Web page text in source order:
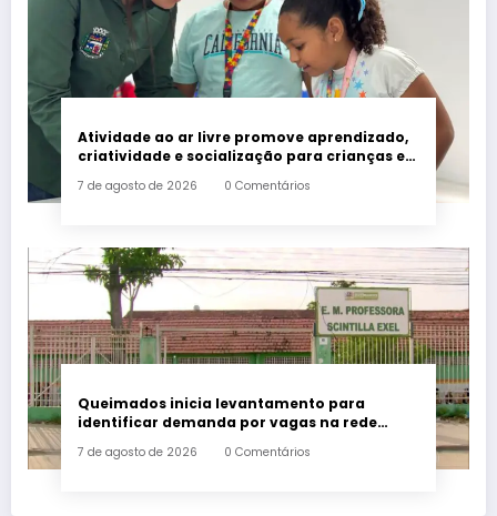
Atividade ao ar livre promove aprendizado,
criatividade e socialização para crianças e
7 de agosto de 2026 0 Comentários
Queimados inicia levantamento para
identificar demanda por vagas na rede
7 de agosto de 2026 0 Comentários